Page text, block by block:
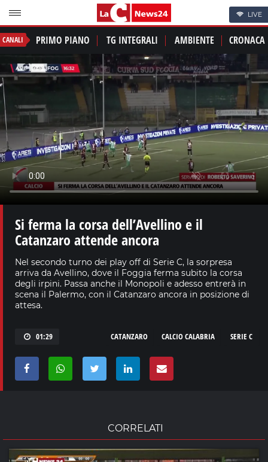
LIVE
CANALI PRIMO PIANO TG INTEGRALI AMBIENTE CRONACA
Si ferma la corsa dell’Avellino e il
Catanzaro attende ancora
Nel secondo turno dei play off di Serie C, la sorpresa
arriva da Avellino, dove il Foggia ferma subito la corsa
degli irpini. Passa anche il Monopoli e adesso entrerà in
scena il Palermo, con il Catanzaro ancora in posizione di
attesa.
01:29 SERIE C
CALCIO CALABRIA
CATANZARO
CORRELATI